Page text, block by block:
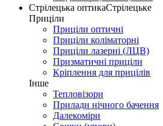
Стрілецька оптикаСтрілецьке
Приціли
Приціли оптичні
Приціли коліматорні
Приціли лазерні (ЛЦВ)
Призматичні приціли
Кріплення для прицілів
Інше
Тепловізори
Прилади нічного бачення
Далекоміри